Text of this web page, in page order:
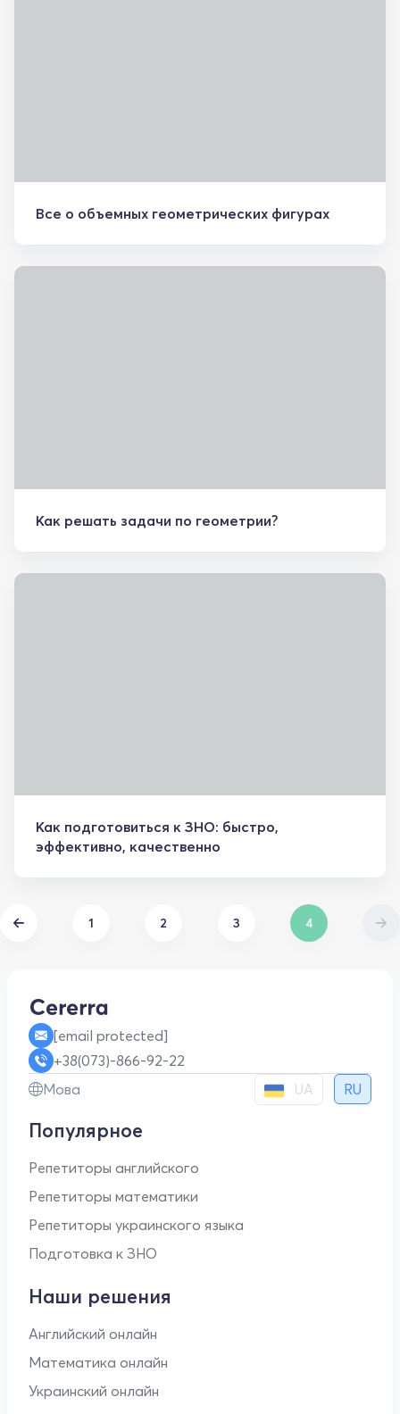
Все о объемных геометрических фигурах
Как решать задачи по геометрии?
Как подготовиться к ЗНО: быстро,
эффективно, качественно
1 2 3 4
[email protected]
+38(073)-866-92-22
Мова
UA RU
Популярное
Репетиторы английского
Репетиторы математики
Репетиторы украинского языка
Подготовка к ЗНО
Наши решения
Английский онлайн
Математика онлайн
Украинский онлайн